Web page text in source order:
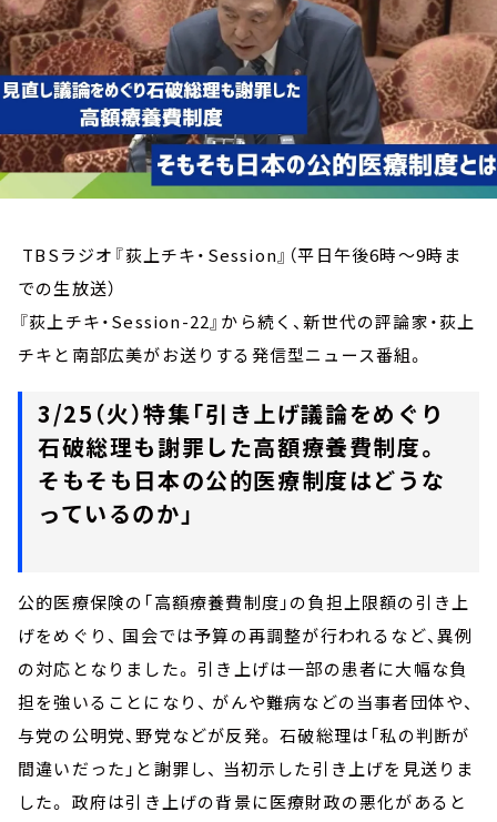
TBSラジオ『荻上チキ・Session』（平日午後6時～9時ま
での生放送）
『荻上チキ・Session-22』から続く、新世代の評論家・荻上
チキと南部広美がお送りする発信型ニュース番組。
3/25（火）特集「引き上げ議論をめぐり
石破総理も謝罪した高額療養費制度。
そもそも日本の公的医療制度はどうな
っているのか」
公的医療保険の「高額療養費制度」の負担上限額の引き上
げをめぐり、 国会では予算の再調整が行われるなど、異例
の対応となりました。 引き上げは一部の患者に大幅な負
担を強いることになり、 がんや難病などの当事者団体や、
与党の公明党、野党などが反発。 石破総理は「私の判断が
間違いだった」と謝罪し、 当初示した引き上げを見送りま
した。 政府は引き上げの背景に医療財政の悪化があると